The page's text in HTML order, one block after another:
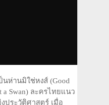
นห่านมิใช่หงส์ (Good
a Swan) ละครไทยแนว
ประวัติศาสตร์ เมื่อ